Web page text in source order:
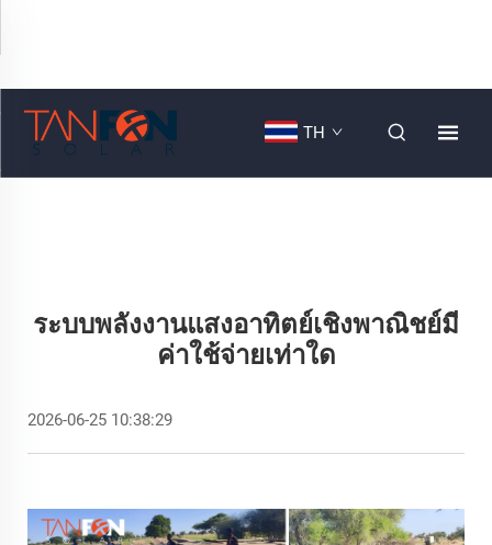
TH
ระบบพลังงานแสงอาทิตย์เชิงพาณิชย์มี
ค่าใช้จ่ายเท่าใด
2026-06-25 10:38:29